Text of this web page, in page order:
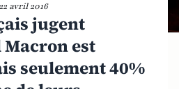
avril 2016
jugent
Macron est
seulement 40%